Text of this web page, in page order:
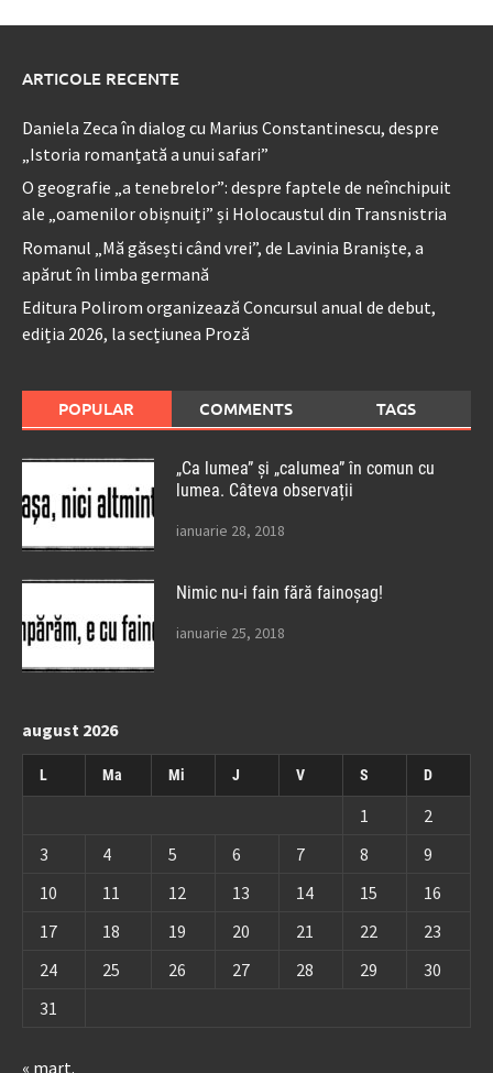
ARTICOLE RECENTE
Daniela Zeca în dialog cu Marius Constantinescu, despre
„Istoria romanțată a unui safari”
O geografie „a tenebrelor”: despre faptele de neînchipuit
ale „oamenilor obișnuiți” și Holocaustul din Transnistria
Romanul „Mă găsești când vrei”, de Lavinia Braniște, a
apărut în limba germană
Editura Polirom organizează Concursul anual de debut,
ediția 2026, la secțiunea Proză
POPULAR COMMENTS TAGS
„Ca lumea” și „calumea” în comun cu
lumea. Câteva observații
ianuarie 28, 2018
Nimic nu-i fain fără fainoșag!
ianuarie 25, 2018
august 2026
L Ma Mi J V S D
1
2
3
4 5 6 7 8
9
10
11 12 13 14 15
16
17
18 19 20 21 22
23
24
25 26 27 28 29
30
31
« mart.